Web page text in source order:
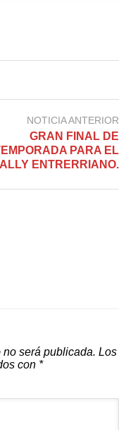
NOTICIA ANTERIOR
GRAN FINAL DE
PARA EL
ENTRERRIANO.
será publicada. Los
con *